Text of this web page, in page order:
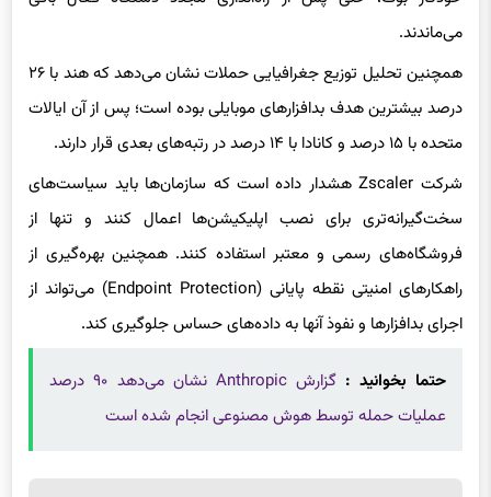
می‌ماندند.
همچنین تحلیل توزیع جغرافیایی حملات نشان می‌دهد که هند با ۲۶
درصد بیشترین هدف بدافزارهای موبایلی بوده است؛ پس از آن ایالات
متحده با ۱۵ درصد و کانادا با ۱۴ درصد در رتبه‌های بعدی قرار دارند.
شرکت Zscaler هشدار داده است که سازمان‌ها باید سیاست‌های
سخت‌گیرانه‌تری برای نصب اپلیکیشن‌ها اعمال کنند و تنها از
فروشگاه‌های رسمی و معتبر استفاده کنند. همچنین بهره‌گیری از
راهکارهای امنیتی نقطه پایانی (Endpoint Protection) می‌تواند از
اجرای بدافزارها و نفوذ آنها به داده‌های حساس جلوگیری کند.
حتما بخوانید :
گزارش Anthropic نشان می‌دهد ۹۰ درصد
عملیات حمله توسط هوش مصنوعی انجام شده است